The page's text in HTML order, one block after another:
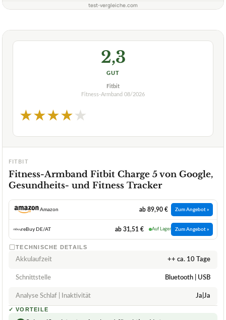
test-vergleiche.com
2,3
GUT
Fitbit
Fitness-Armband 08/2026
★★★★★
FITBIT
Fitness-Armband Fitbit Charge 5 von Google,
Gesundheits- und Fitness Tracker
Amazon ab 89,90 € Zum Angebot »
reBuy DE/AT ab 31,51 € Auf Lager Zum Angebot »
TECHNISCHE DETAILS
Akkulaufzeit ++ ca. 10 Tage
Schnittstelle Bluetooth | USB
Analyse Schlaf | Inaktivität Ja|Ja
✓ VORTEILE